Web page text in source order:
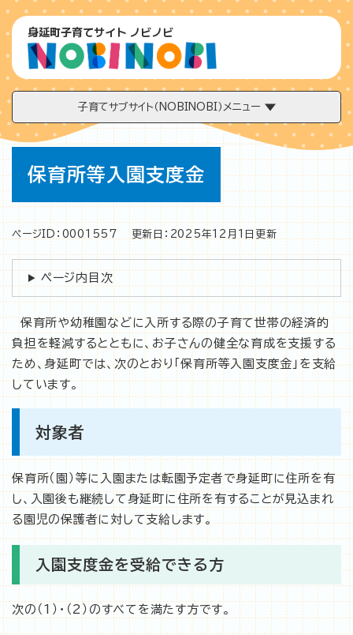
ペ
の
先
す
。
メニューを飛ばして本文へ
身延町子育てサイト ノビノビ
子育てサブサイト（NOBINOBI）メニュー
保育所等入園支度金
ページID：0001557 更新日：2025年12月1日更新
ページ内目次
保育所や幼稚園などに入所する際の子育て世帯の経済的
負担を軽減するとともに、お子さんの健全な育成を支援する
ため、身延町では、次のとおり「保育所等入園支度金」を支給
しています。
対象者
保育所（園）等に入園または転園予定者で身延町に住所を有
し、入園後も継続して身延町に住所を有することが見込まれ
る園児の保護者に対して支給します。
入園支度金を受給できる方
次の（1）・（2）のすべてを満たす方です。